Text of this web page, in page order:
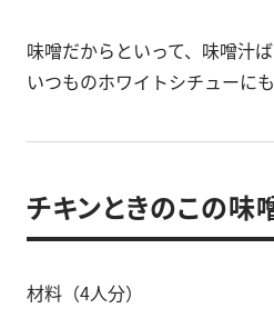
味噌だからといって、味噌汁
いつものホワイトシチューに
チキンときのこの味
材料（4人分）